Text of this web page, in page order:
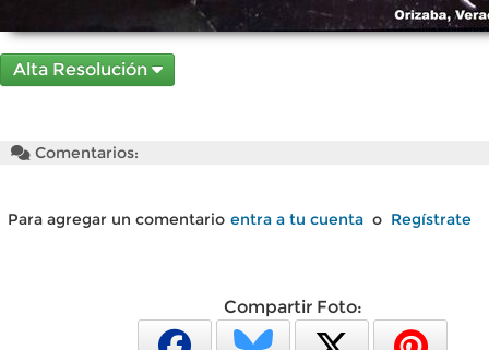
Alta Resolución
Comentarios:
Para agregar un comentario entra a tu cuenta o Regístrate
Compartir Foto: